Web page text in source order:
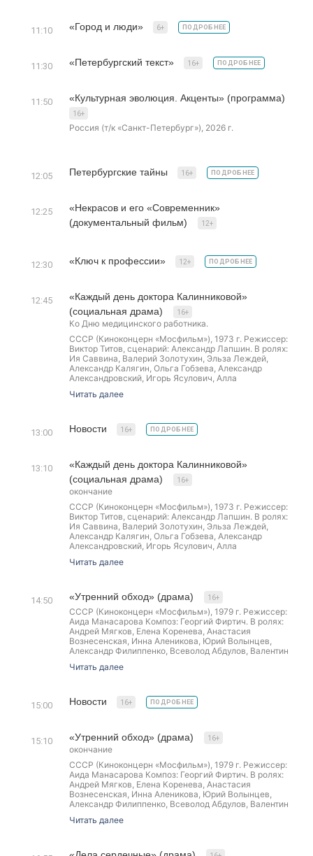
11:10 «Город и люди» 6+ ПОДРОБНЕЕ
11:30 «Петербургский текст» 16+ ПОДРОБНЕЕ
11:50 «Культурная эволюция. Акценты» (программа)
16+
Россия (т/к «Санкт-Петербург»), 2026 г.
12:05 Петербургские тайны 16+ ПОДРОБНЕЕ
12:25
«Некрасов и его «Современник»
(документальный фильм)
12+
12:30 «Ключ к профессии» 12+ ПОДРОБНЕЕ
12:45
«Каждый день доктора Калинниковой»
(социальная драма)
16+
Ко Дню медицинского работника.
СССР (Киноконцерн «Мосфильм»), 1973 г. Режиссер:
Виктор Титов, сценарий: Александр Лапшин. В ролях:
Ия Саввина, Валерий Золотухин, Эльза Леждей,
Александр Калягин, Ольга Гобзева, Александр
Александровский, Игорь Ясулович, Алла
Александр Орлов.
Но, пообщавшись с ее пациентами и коллегами,
ознакомившись с результатами операций, они
известный уральский медик-экспериментатор
Гавриил Илизаров
Читать далее
13:00 Новости 16+ ПОДРОБНЕЕ
13:10
«Каждый день доктора Калинниковой»
(социальная драма)
16+
окончание
СССР (Киноконцерн «Мосфильм»), 1973 г. Режиссер:
Виктор Титов, сценарий: Александр Лапшин. В ролях:
Ия Саввина, Валерий Золотухин, Эльза Леждей,
Александр Калягин, Ольга Гобзева, Александр
Александровский, Игорь Ясулович, Алла
Александр Орлов.
Но, пообщавшись с ее пациентами и коллегами,
ознакомившись с результатами операций, они
приходят к выводу, что она — первопроходец и
редкий талант. Прообраз доктора Калинниковой —
известный уральский медик-экспериментатор
Гавриил Илизаров
Читать далее
14:50 «Утренний обход» (драма) 16+
СССР (Киноконцерн «Мосфильм»), 1979 г. Режиссер:
Аида Манасарова Композ: Георгий Фиртич. В ролях:
Андрей Мягков, Елена Коренева, Анастасия
Вознесенская, Инна Аленикова, Юрий Волынцев,
Александр Филиппенко, Всеволод Абдулов, Валентин
Доктор Нечаев – врач по призванию. Он живет
абсолютно не приспособлен, не заметил любовь, не
сделал ничего из того, о чём мечтал
Читать далее
15:00 Новости 16+ ПОДРОБНЕЕ
15:10 «Утренний обход» (драма) 16+
окончание
СССР (Киноконцерн «Мосфильм»), 1979 г. Режиссер:
Аида Манасарова Композ: Георгий Фиртич. В ролях:
Андрей Мягков, Елена Коренева, Анастасия
Вознесенская, Инна Аленикова, Юрий Волынцев,
Александр Филиппенко, Всеволод Абдулов, Валентин
Доктор Нечаев – врач по призванию. Он живет
абсолютно не приспособлен, не заметил любовь, не
Читать далее